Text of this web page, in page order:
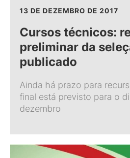
13 DE DEZEMBRO DE 2017
Cursos técnicos:
preliminar da
publicado
Ainda há prazo para
final está previsto para o
dezembro